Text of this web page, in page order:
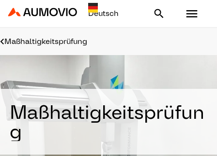
Aumovio - Homepage
Maßhaltigkeitsprüfung
Maßhaltigkeitsprüfun
g